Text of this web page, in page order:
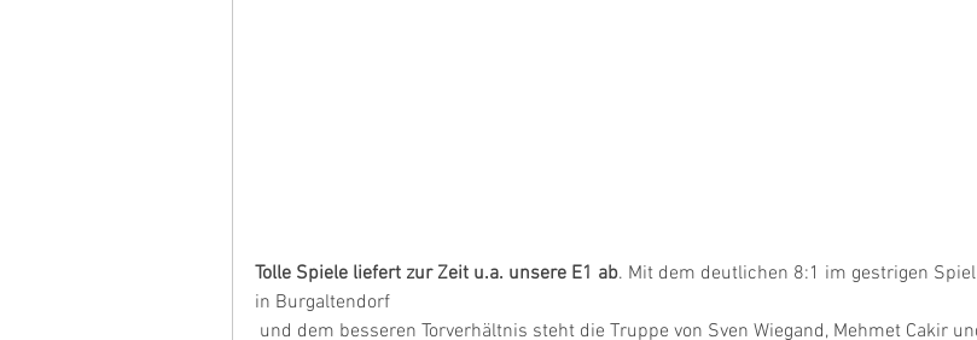
Tolle Spiele liefert zur Zeit u.a. unsere E1 ab. Mit dem deutlichen 8:1 im gestrigen Spiel
in Burgaltendorf